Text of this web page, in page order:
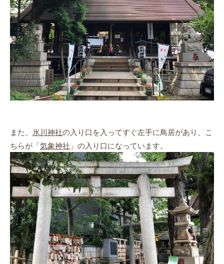
また、氷川神社の入り口を入ってすぐ左手に鳥居があり、こ
ちらが「気象神社 」の入り口になっています。